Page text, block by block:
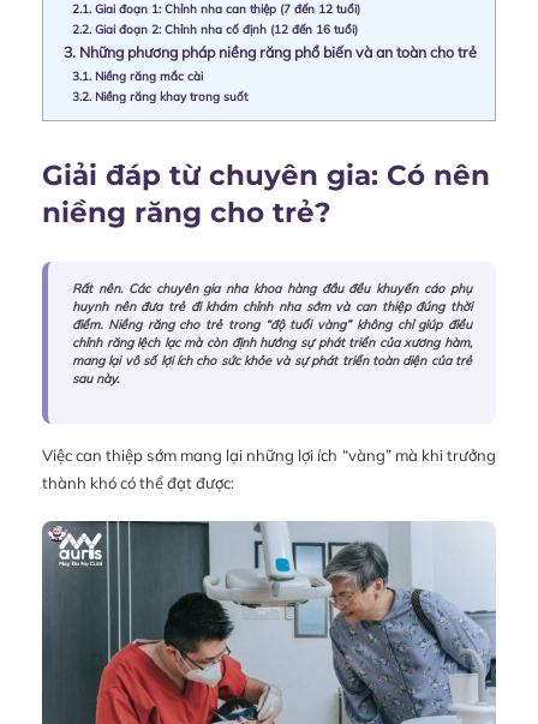
2.1. Giai đoạn 1: Chỉnh nha can thiệp (7 đến 12 tuổi)
2.2. Giai đoạn 2: Chỉnh nha cố định (12 đến 16 tuổi)
3. Những phương pháp niềng răng phổ biến và an toàn cho trẻ
3.1. Niềng răng mắc cài
3.2. Niềng răng khay trong suốt
Giải đáp từ chuyên gia: Có nên
niềng răng cho trẻ?
Rất nên. Các chuyên gia nha khoa hàng đầu đều khuyến cáo phụ
huynh nên đưa trẻ đi khám chỉnh nha sớm và can thiệp đúng thời
điểm. Niềng răng cho trẻ trong “độ tuổi vàng” không chỉ giúp điều
chỉnh răng lệch lạc mà còn định hướng sự phát triển của xương hàm,
mang lại vô số lợi ích cho sức khỏe và sự phát triển toàn diện của trẻ
sau này.
Việc can thiệp sớm mang lại những lợi ích “vàng” mà khi trưởng
thành khó có thể đạt được: